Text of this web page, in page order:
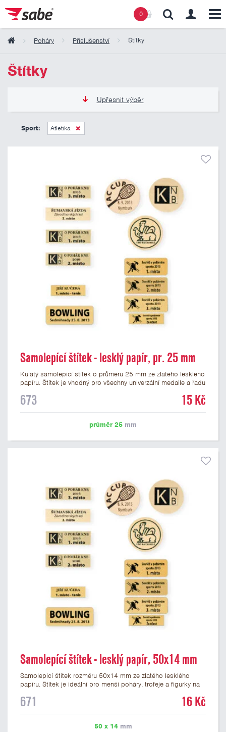
0
Poháry Příslušenství Štítky
Štítky
Upřesnit výběr
15 Kč
Sport: Atletika
Samolepící štítek - lesklý papír, pr. 25 mm
Kulatý samolepicí štítek o průměru 25 mm ze zlatého lesklého
papíru. Štítek je vhodný pro všechny univerzální medaile a řadu
mm. Na štítek je možné vytisknout logo nebo text dle vašeho
673 15 Kč
průměr 25 mm
Samolepící štítek - lesklý papír, 50x14 mm
Samolepicí štítek rozměru 50x14 mm ze zlatého lesklého
papíru. Štítek je ideální pro menší poháry, trofeje a figurky na
libovolné logo nebo text. U textu doporučujeme maximálně 3
prvním kroku objednávky.
671 16 Kč
50 x 14mm
Obsah košíku